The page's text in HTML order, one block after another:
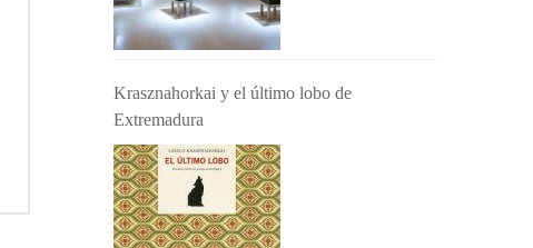
Krasznahorkai y el último lobo de
Extremadura